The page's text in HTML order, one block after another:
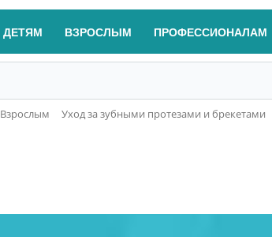
ДЕТЯМ ВЗРОСЛЫМ ПРОФЕССИОНАЛАМ
Взрослым Уход за зубными протезами и брекетами